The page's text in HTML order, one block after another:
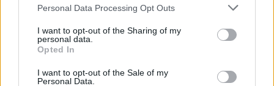
Personal Data Processing Opt Outs
I want to opt-out of the Sharing of my
personal data.
Opted In
I want to opt-out of the Sale of my
Personal Data.
El intercambiador de Hoya de la
Plata vertebrará la movilidad en la
ciudad
El intercambiador de Hoya de la Plata, que vertebrará la